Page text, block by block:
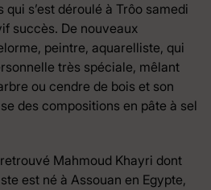
s’est déroulé à Trôo samedi
succès. De nouveaux
peintre, aquarelliste, qui
très spéciale, mêlant
ou cendre de bois et son
des compositions en pâte à sel
Mahmoud Khayri dont
est né à Assouan en Egypte,